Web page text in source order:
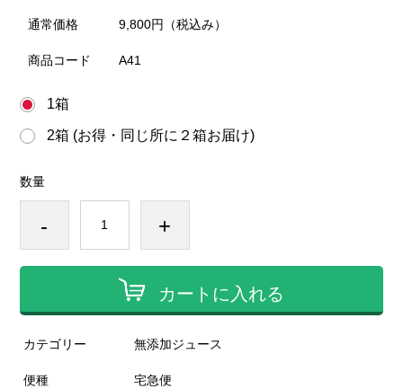
通常価格 9,800円 （税込み）
商品コード A41
1箱
2箱 (お得・同じ所に２箱お届け)
数量
- +
カートに入れる
カテゴリー 無添加ジュース
便種 宅急便